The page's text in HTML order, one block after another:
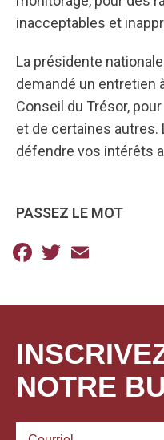
inacceptables et
La présidente nationale
demandé un entretien
Conseil du Trésor,
et de certaines autres.
défendre vos intérêts
PASSEZ LE MOT
Facebook
Twitter
NOTRE